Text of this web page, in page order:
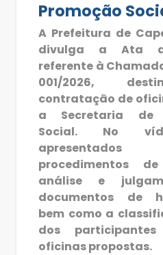
Promoção
A Prefeitura de
divulga a Ata
referente à
001/2026,
contratação de
a Secretaria de
Social. No
procedimentos
análise e
documentos de
bem como a
dos
oficinas propostas.